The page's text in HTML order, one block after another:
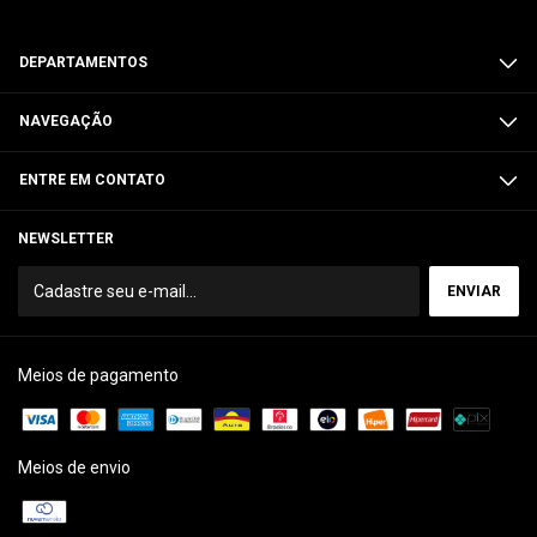
DEPARTAMENTOS
NAVEGAÇÃO
ENTRE EM CONTATO
NEWSLETTER
Meios de pagamento
Meios de envio